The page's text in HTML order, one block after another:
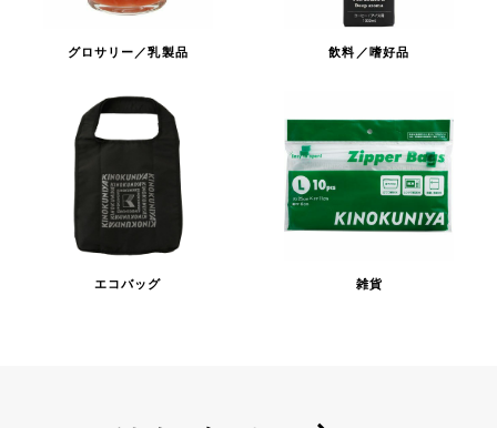
グロサリー／乳製品 飲料／嗜好品
エコバッグ 雑貨